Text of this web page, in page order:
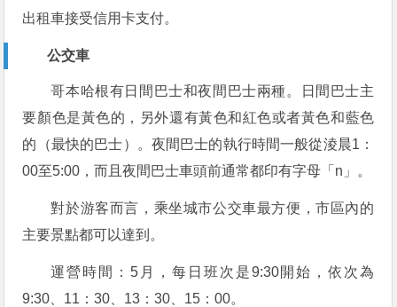
出租車接受信用卡支付。
公交車
哥本哈根有日間巴士和夜間巴士兩種。日間巴士主
要顏色是黃色的，另外還有黃色和紅色或者黃色和藍色
的（最快的巴士）。夜間巴士的執行時間一般從淩晨1：
00至5:00，而且夜間巴士車頭前通常都印有字母「n」。
對於游客而言，乘坐城市公交車最方便，市區內的
主要景點都可以達到。
運營時間：5月，每日班次是9:30開始，依次為
9:30、11：30、13：30、15：00。